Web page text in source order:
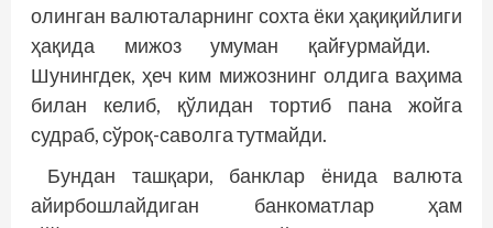
олинган валюталарнинг сохта ёки ҳақиқийлиги
ҳақида мижоз умуман қайғурмайди.
Шунингдек, ҳеч ким мижознинг олдига ваҳима
билан келиб, қўлидан тортиб пана жойга
судраб, сўроқ-саволга тутмайди.
Бундан ташқари, банклар ёнида валюта
айирбошлайдиган банкоматлар ҳам